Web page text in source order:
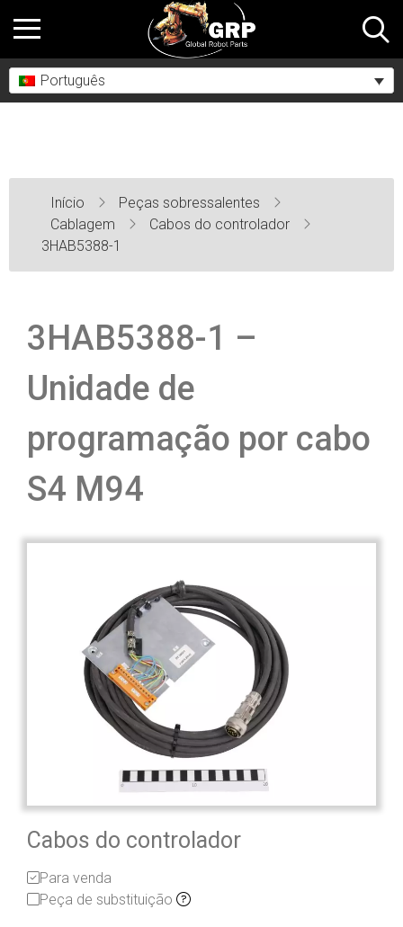
Português
Início
Peças sobressalentes
Cablagem
Cabos do controlador
3HAB5388-1
3HAB5388-1 –
Unidade de
programação por cabo
S4 M94
Cabos do controlador
Para venda
Peça de substituição